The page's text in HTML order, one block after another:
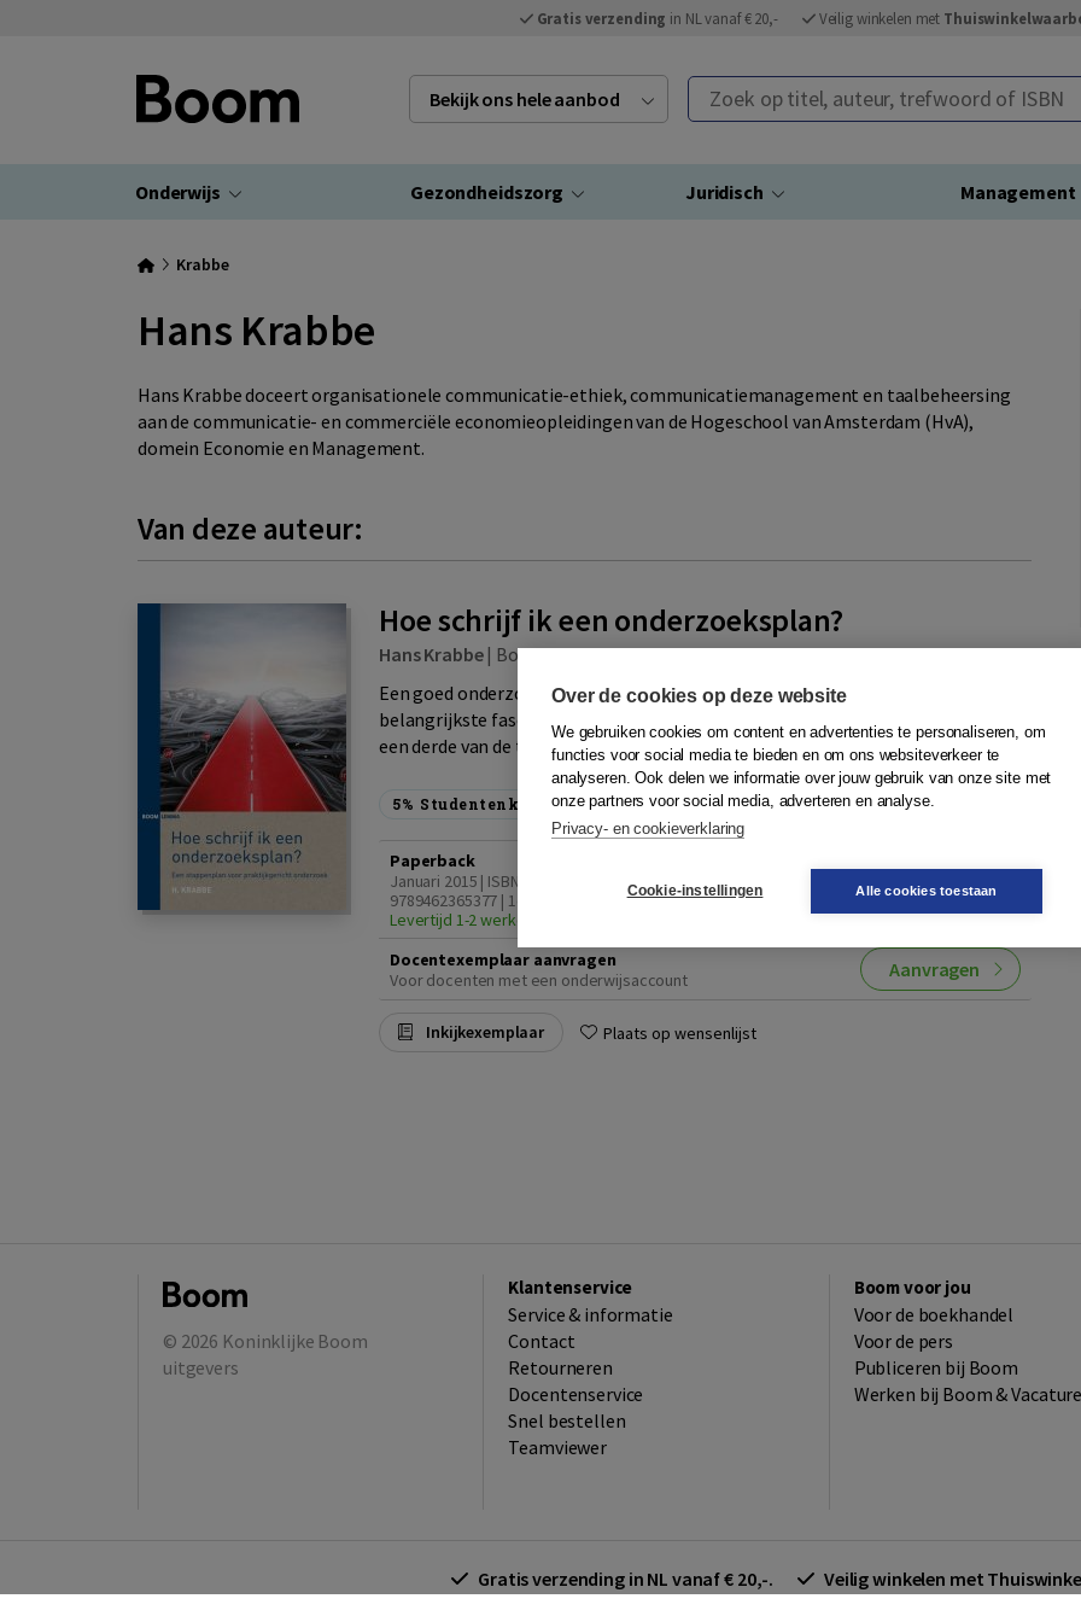
Gratis verzending in NL vanaf € 20,- Veilig winkelen met
Bekijk ons hele aanbod Zoek op titel, auteur, trefwoord of ISBN
Onderwijs Gezondheidszorg Juridisch Management
Krabbe
Hans Krabbe
Hans Krabbe doceert organisationele communicatie-ethiek, communicatiemanagement en taalbeheersing
aan de communicatie- en commerciële economieopleidingen van de Hogeschool van Amsterdam (HvA),
domein Economie en Management.
Van deze auteur:
Hoe schrijf ik een onderzoeksplan?
Hans Krabbe| Boom
Een goed onderzoeksplan zorgt voor goed onderzoek. Het is misschien wel de
belangrijkste fase van het onderzoek. Als je het goed aanpakt, kost het al snel
een derde van de tijd van het hele onderzo...Meer
5% Studentenkorting
Paperback
Januari 2015 | ISBN
9789462365377 | 1e druk
Levertijd 1-2 werkdagen
40,50 Quantity
− In winkelwagen
Docentexemplaar aanvragen
Voor docenten met een onderwijsaccount
Aanvragen
Inkijkexemplaar Plaats op wensenlijst
© 2026 Koninklijke Boom
uitgevers
Klantenservice
Service & informatie
Contact
Retourneren
Docentenservice
Snel bestellen
Teamviewer
Boom voor jou
Voor de boekhandel
Voor de pers
Publiceren bij Boom
Werken bij Boom &
Gratis verzending in NL vanaf € 20,-. Veilig winkelen met
Over de cookies op deze website
We gebruiken cookies om content en advertenties te personaliseren, om
functies voor social media te bieden en om ons websiteverkeer te
analyseren. Ook delen we informatie over jouw gebruik van onze site met
onze partners voor social media, adverteren en analyse.
Privacy- en cookieverklaring
Cookie-instellingen Alle cookies toestaan